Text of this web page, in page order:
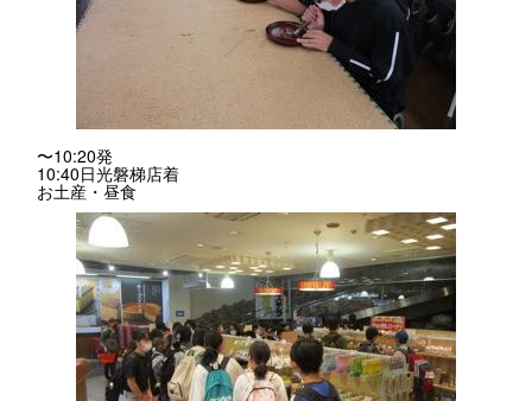
〜10:20発
10:40日光磐梯店着
お土産・昼食